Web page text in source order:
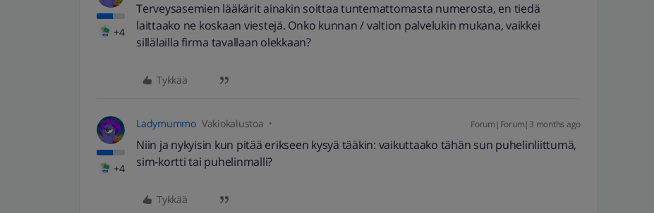
+4
Terveysasemien lääkärit ainakin soittaa tuntemattomasta numerosta, en tiedä
laittaako ne koskaan viestejä. Onko kunnan / valtion palvelukin mukana, vaikkei
sillälailla firma tavallaan olekkaan?
Tykkää
+4
Ladymummo Vakiokalustoa Forum|Forum|3 months ago
Niin ja nykyisin kun pitää erikseen kysyä tääkin: vaikuttaako tähän sun puhelinliittumä,
sim-kortti tai puhelinmalli?
Tykkää